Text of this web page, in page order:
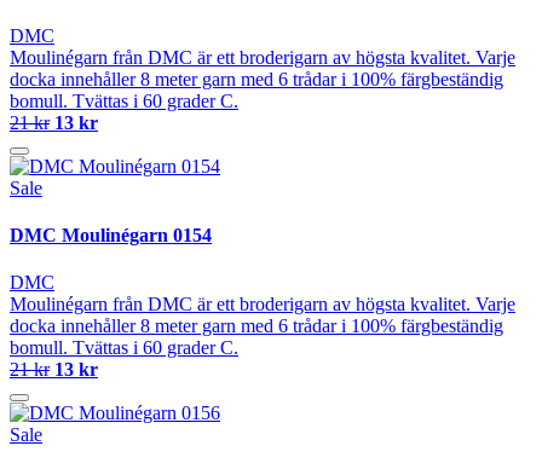
DMC
Moulinégarn från DMC är ett broderigarn av högsta kvalitet. Varje
docka innehåller 8 meter garn med 6 trådar i 100% färgbeständig
bomull. Tvättas i 60 grader C.
21 kr 13 kr
Sale
DMC Moulinégarn 0154
DMC
Moulinégarn från DMC är ett broderigarn av högsta kvalitet. Varje
docka innehåller 8 meter garn med 6 trådar i 100% färgbeständig
bomull. Tvättas i 60 grader C.
21 kr 13 kr
Sale